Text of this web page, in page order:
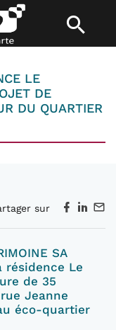
LE
DE
DU QUARTIER
sur
SA
résidence Le
de 35
Jeanne
éco-quartier